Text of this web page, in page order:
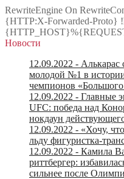
RewriteEngine On
{HTTP:X-Forwarded-Proto}
Новости
12.09.2022 -
молодой №1 в
чемпионов
12.09.2022 - Главные
UFC: победа над
нокдаун
12.09.2022 - «Хочу,
льду фигуристка-
12.09.2022 - Камила
риттбергер:
сильнее после